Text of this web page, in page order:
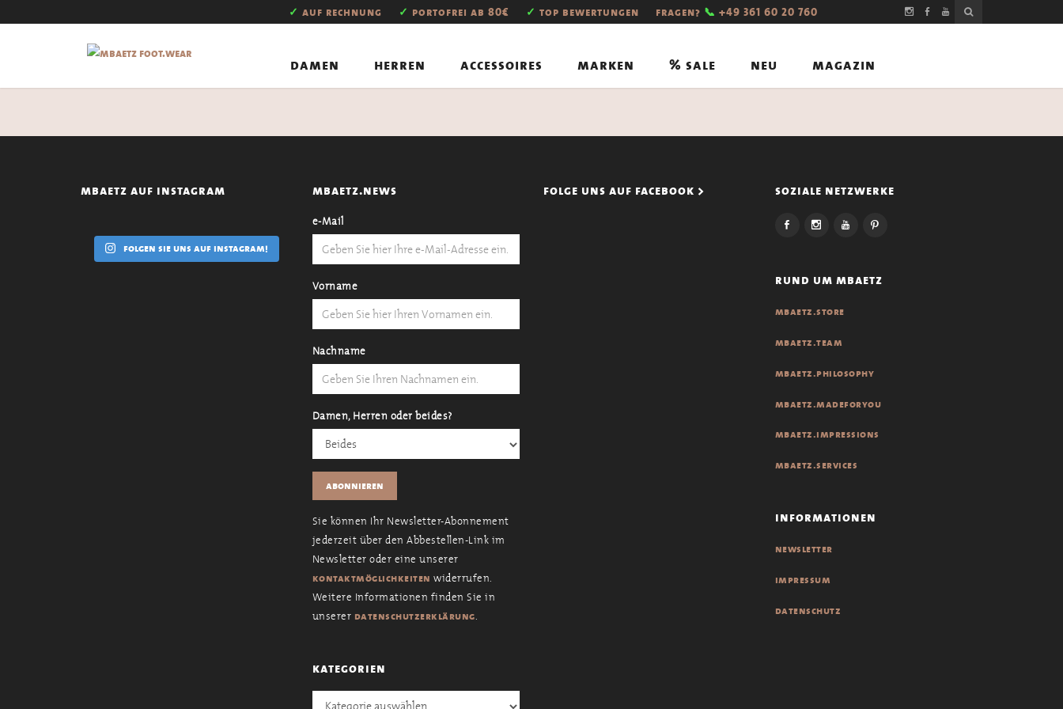
✓ auf rechnung ✓ portofrei ab 80€ ✓ top bewertungen fragen? 📞 +49 361 60 20 760
damen herren accessoires marken % sale neu magazin
mbaetz auf instagram
folgen sie uns auf instagram!
mbaetz.news
e-Mail
Vorname
Nachname
Damen, Herren oder beides?
Sie können Ihr Newsletter-Abonnement
jederzeit über den Abbestellen-Link im
Newsletter oder eine unserer
kontaktmöglichkeiten widerrufen.
Weitere Informationen finden Sie in
unserer datenschutzerklärung.
kategorien
Kategorien
folge uns auf facebook > soziale netzwerke
rund um mbaetz
mbaetz.store
mbaetz.team
mbaetz.philosophy
mbaetz.madeforyou
mbaetz.impressions
mbaetz.services
informationen
newsletter
impressum
datenschutz